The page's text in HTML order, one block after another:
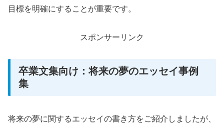
目標を明確にすることが重要です。
スポンサーリンク
卒業文集向け：将来の夢のエッセイ事例
集
将来の夢に関するエッセイの書き方をご紹介しましたが、